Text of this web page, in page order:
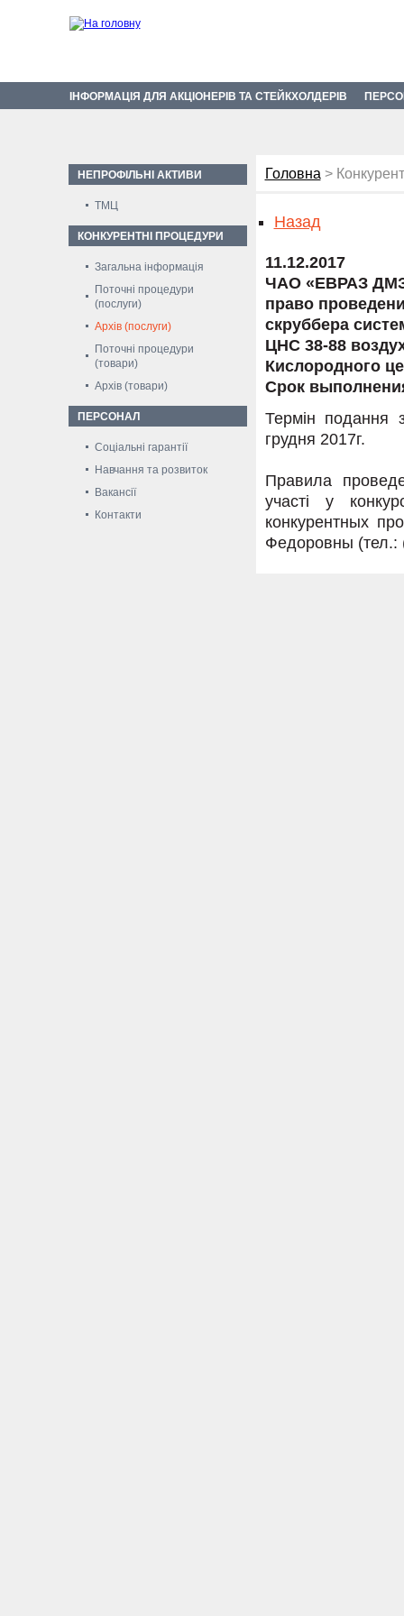
ІНФОРМАЦІЯ ДЛЯ АКЦІОНЕРІВ ТА СТЕЙКХОЛДЕРІВ
НЕПРОФІЛЬНІ АКТИВИ
ТМЦ
КОНКУРЕНТНІ ПРОЦЕДУРИ
Загальна інформація
Поточні процедури
(послуги)
Архів (послуги)
Поточні процедури
(товари)
Архів (товари)
ПЕРСОНАЛ
Соціальні гарантії
Навчання та розвиток
Вакансії
Контакти
Головна >
Назад
11.12.2017
ЧАО «ЕВРАЗ
право
скруббера
ЦНС 38-88
Кислородного
Срок
Термін подання
грудня 2017г.
Правила
участі у
конкурентных
Федоровны (тел.: